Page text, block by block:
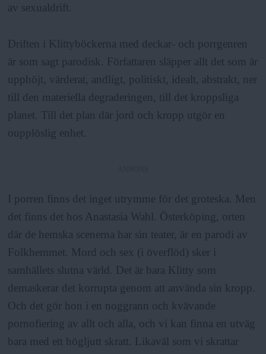
av sexualdrift.
Driften i Klittyböckerna med deckar- och porrgenren
är som sagt parodisk. Författaren släpper allt det som är
upphöjt, värderat, andligt, politiskt, idealt, abstrakt, ner
till den materiella degraderingen, till det kroppsliga
planet. Till det plan där jord och kropp utgör en
oupplöslig enhet.
I porren finns det inget utrymme för det groteska. Men
det finns det hos Anastasia Wahl. Österköping, orten
där de hemska scenerna har sin teater, är en parodi av
Folkhemmet. Mord och sex (i överflöd) sker i
samhällets slutna värld. Det är bara Klitty som
demaskerar det korrupta genom att använda sin kropp.
Och det gör hon i en noggrann och kvävande
pornofiering av allt och alla, och vi kan finna en utväg
bara med ett högljutt skratt. Likaväl som vi skrattar